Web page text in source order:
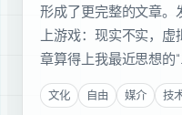
形成了更完整的文章。
上游戏：现实不实，
章算得上我最近思想的
文化 自由 媒介 技